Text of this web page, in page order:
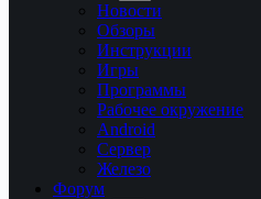
Новости
Обзоры
Инструкции
Игры
Программы
Рабочее окружение
Android
Сервер
Железо
Форум